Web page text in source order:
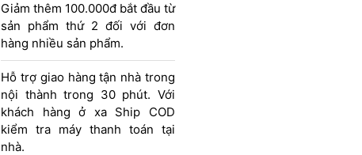
Giảm thêm 100.000đ bắt đầu từ
sản phẩm thứ 2 đối với đơn
hàng nhiều sản phẩm.
Hỗ trợ giao hàng tận nhà trong
nội thành trong 30 phút. Với
khách hàng ở xa Ship COD
kiểm tra máy thanh toán tại
nhà.